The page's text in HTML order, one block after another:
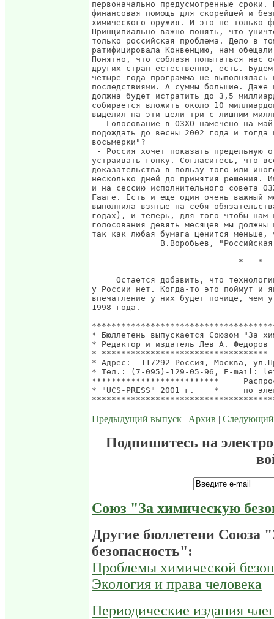
Предыдущий выпуск | Архив |
Подпишитесь на
Союз "За химическую
Другие бюллетени Союза
безопасность":
Проблемы химической
Экология и права человека
Периодические издания